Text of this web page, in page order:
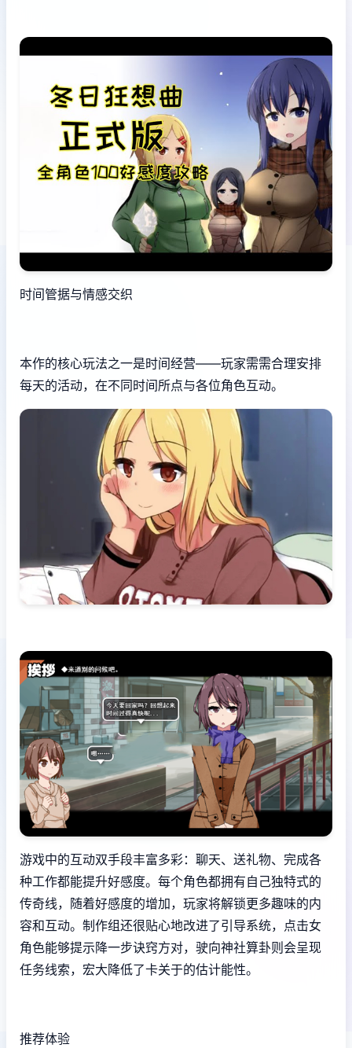
时间管据与情感交织
本作的核心玩法之一是时间经营——玩家需需合理安排
每天的活动，在不同时间所点与各位角色互动。
游戏中的​​互动双手段丰富多彩​​：聊天、送礼物、完成各
种工作都能提升好感度。每个角色都拥有自己独特式的
传奇线，随着好感度的增加，玩家将解锁更多趣味的内
容和互动。制作组还很贴心地改进了引导系统，点击女
角色能够提示降一步诀窍方对，驶向神社算卦则会呈现
任务线索，宏大降低了卡关于的估计能性。
推荐体验